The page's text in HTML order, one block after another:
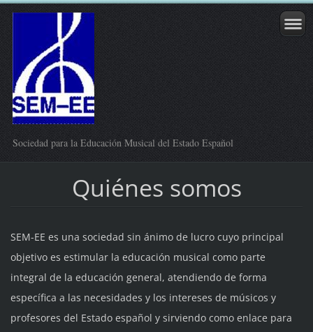
Sociedad para la Educación Musical del Estado Español
Quiénes somos
SEM-EE es una sociedad sin ánimo de lucro cuyo principal
objetivo es estimular la educación musical como parte
integral de la educación general, atendiendo de forma
específica a las necesidades y los intereses de músicos y
profesores del Estado español y sirviendo como enlace para